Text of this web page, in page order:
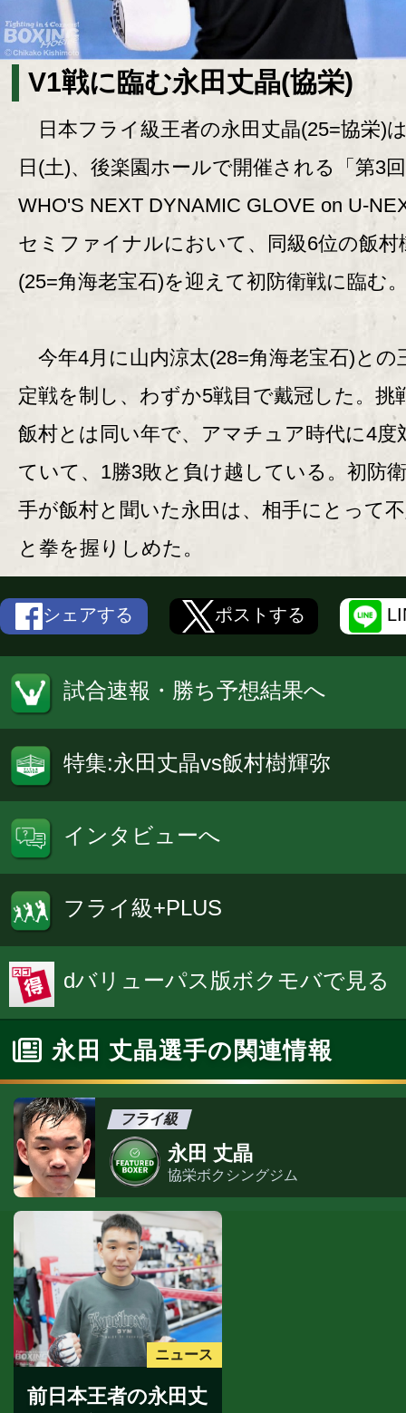
V1戦に臨む永田丈晶(協栄)
日本フライ級王者の永田丈晶(25=協栄)
日(土)、後楽園ホールで開催される「第3回
WHO'S NEXT DYNAMIC GLOVE on U-
セミファイナルにおいて、同級6位の飯村
(25=角海老宝石)を迎えて初防衛戦に臨む
今年4月に山内涼太(28=角海老宝石)との
定戦を制し、わずか5戦目で戴冠した。挑
飯村とは同い年で、アマチュア時代に4度
ていて、1勝3敗と負け越している。初防
手が飯村と聞いた永田は、相手にとって
と拳を握りしめた。
シェアする ポストする
試合速報・勝ち予想結果へ
特集:永田丈晶vs飯村樹輝弥
インタビューへ
フライ級+PLUS
dバリューパス版ボクモバで見る
永田 丈晶選手の関連情報
フライ級
永田 丈晶
協栄ボクシングジム
ニュース
前日本王者の永田丈